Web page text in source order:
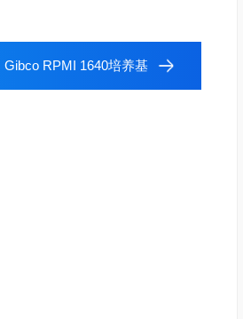
Gibco RPMI 1640培养基